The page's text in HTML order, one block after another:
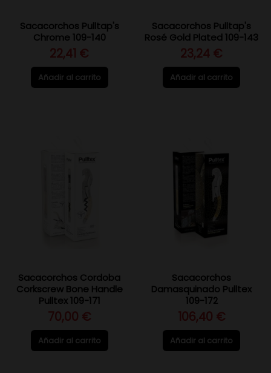
Sacacorchos Pulltap's
Chrome 109-140
22,41 €
Añadir al carrito
Sacacorchos Pulltap's
Rosé Gold Plated 109-143
23,24 €
Añadir al carrito
Sacacorchos Cordoba
Corkscrew Bone Handle
Pulltex 109-171
70,00 €
Añadir al carrito
Sacacorchos
Damasquinado Pulltex
109-172
106,40 €
Añadir al carrito